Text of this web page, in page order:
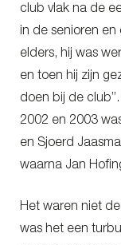
club vlak na de
in de senioren
elders, hij was
en toen hij zijn
doen bij de
2002 en 2003
en Sjoerd
waarna Jan
Het waren niet
was het een